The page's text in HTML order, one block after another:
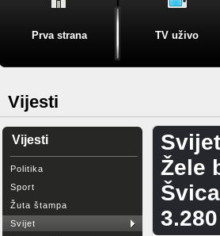
Prva strana TV uživo
Vijesti
Vijesti
Politika
Sport
Žuta štampa
Svijet
Svijet
Žele